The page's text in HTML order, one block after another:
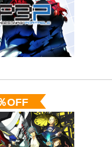
OFF